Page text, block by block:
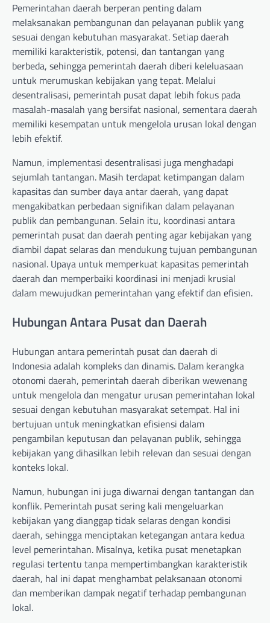
Pemerintahan daerah berperan penting dalam
melaksanakan pembangunan dan pelayanan publik yang
sesuai dengan kebutuhan masyarakat. Setiap daerah
memiliki karakteristik, potensi, dan tantangan yang
berbeda, sehingga pemerintah daerah diberi keleluasaan
untuk merumuskan kebijakan yang tepat. Melalui
desentralisasi, pemerintah pusat dapat lebih fokus pada
masalah-masalah yang bersifat nasional, sementara daerah
memiliki kesempatan untuk mengelola urusan lokal dengan
lebih efektif.
Namun, implementasi desentralisasi juga menghadapi
sejumlah tantangan. Masih terdapat ketimpangan dalam
kapasitas dan sumber daya antar daerah, yang dapat
mengakibatkan perbedaan signifikan dalam pelayanan
publik dan pembangunan. Selain itu, koordinasi antara
pemerintah pusat dan daerah penting agar kebijakan yang
diambil dapat selaras dan mendukung tujuan pembangunan
nasional. Upaya untuk memperkuat kapasitas pemerintah
daerah dan memperbaiki koordinasi ini menjadi krusial
dalam mewujudkan pemerintahan yang efektif dan efisien.
Hubungan Antara Pusat dan Daerah
Hubungan antara pemerintah pusat dan daerah di
Indonesia adalah kompleks dan dinamis. Dalam kerangka
otonomi daerah, pemerintah daerah diberikan wewenang
untuk mengelola dan mengatur urusan pemerintahan lokal
sesuai dengan kebutuhan masyarakat setempat. Hal ini
bertujuan untuk meningkatkan efisiensi dalam
pengambilan keputusan dan pelayanan publik, sehingga
kebijakan yang dihasilkan lebih relevan dan sesuai dengan
konteks lokal.
Namun, hubungan ini juga diwarnai dengan tantangan dan
konflik. Pemerintah pusat sering kali mengeluarkan
kebijakan yang dianggap tidak selaras dengan kondisi
daerah, sehingga menciptakan ketegangan antara kedua
level pemerintahan. Misalnya, ketika pusat menetapkan
regulasi tertentu tanpa mempertimbangkan karakteristik
daerah, hal ini dapat menghambat pelaksanaan otonomi
dan memberikan dampak negatif terhadap pembangunan
lokal.